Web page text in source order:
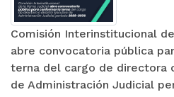
Comisión Interinstitucional
abre convocatoria pública
terna del cargo de directora
de Administración Judicial